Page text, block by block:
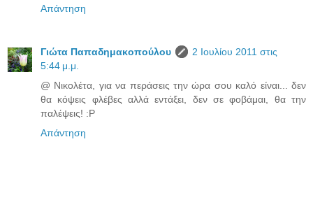
Απάντηση
Γιώτα Παπαδημακοπούλου
2 Ιουλίου 2011 στις
5:44 μ.μ.
@ Νικολέτα, για να περάσεις την ώρα σου καλό είναι... δεν
θα κόψεις φλέβες αλλά εντάξει, δεν σε φοβάμαι, θα την
παλέψεις! :P
Απάντηση